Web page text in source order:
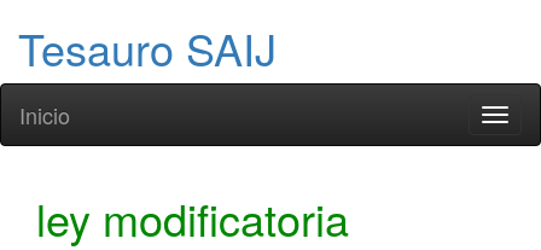
Tesauro SAIJ
Inicio
ley modificatoria